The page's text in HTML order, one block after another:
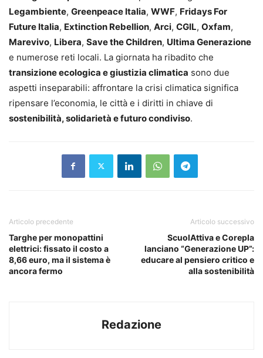
Legambiente, Greenpeace Italia, WWF, Fridays For
Future Italia, Extinction Rebellion, Arci, CGIL, Oxfam,
Marevivo, Libera, Save the Children, Ultima Generazione
e numerose reti locali. La giornata ha ribadito che
transizione ecologica e giustizia climatica sono due
aspetti inseparabili: affrontare la crisi climatica significa
ripensare l’economia, le città e i diritti in chiave di
sostenibilità, solidarietà e futuro condiviso.
Articolo precedente
Targhe per monopattini
elettrici: fissato il costo a
8,66 euro, ma il sistema è
ancora fermo
Articolo successivo
ScuolAttiva e Corepla
lanciano “Generazione UP”:
educare al pensiero critico e
alla sostenibilità
Redazione